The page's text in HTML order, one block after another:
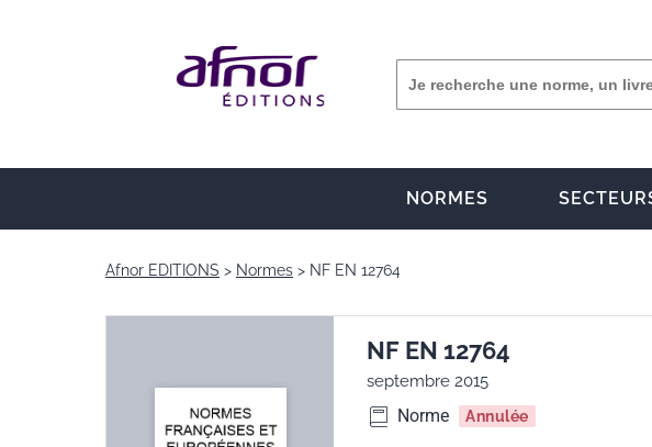
NORMES
Afnor EDITIONS Normes NF EN 12764
NF EN 12764
septembre 2015
Norme Annulée